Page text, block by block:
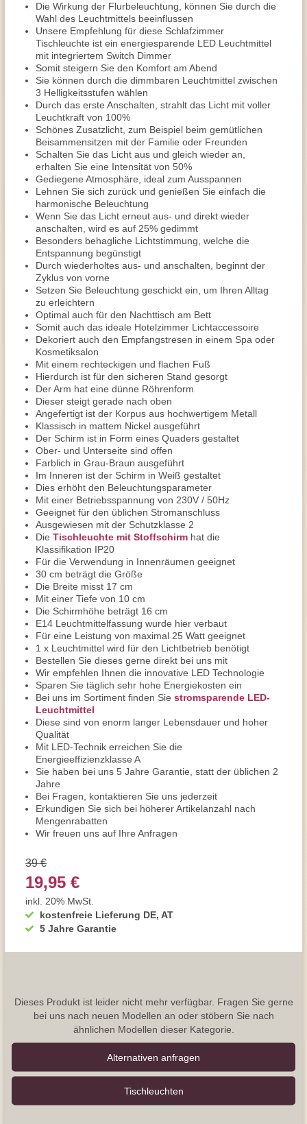
Die Wirkung der Flurbeleuchtung, können Sie durch die
Wahl des Leuchtmittels beeinflussen
Unsere Empfehlung für diese Schlafzimmer
Tischleuchte ist ein energiesparende LED Leuchtmittel
mit integriertem Switch Dimmer
Somit steigern Sie den Komfort am Abend
Sie können durch die dimmbaren Leuchtmittel zwischen
3 Helligkeitsstufen wählen
Durch das erste Anschalten, strahlt das Licht mit voller
Leuchtkraft von 100%
Schönes Zusatzlicht, zum Beispiel beim gemütlichen
Beisammensitzen mit der Familie oder Freunden
Schalten Sie das Licht aus und gleich wieder an,
erhalten Sie eine Intensität von 50%
Gediegene Atmosphäre, ideal zum Ausspannen
Lehnen Sie sich zurück und genießen Sie einfach die
harmonische Beleuchtung
Wenn Sie das Licht erneut aus- und direkt wieder
anschalten, wird es auf 25% gedimmt
Besonders behagliche Lichtstimmung, welche die
Entspannung begünstigt
Durch wiederholtes aus- und anschalten, beginnt der
Zyklus von vorne
Setzen Sie Beleuchtung geschickt ein, um Ihren Alltag
zu erleichtern
Optimal auch für den Nachttisch am Bett
Somit auch das ideale Hotelzimmer Lichtaccessoire
Dekoriert auch den Empfangstresen in einem Spa oder
Kosmetiksalon
Mit einem rechteckigen und flachen Fuß
Hierdurch ist für den sicheren Stand gesorgt
Der Arm hat eine dünne Röhrenform
Dieser steigt gerade nach oben
Angefertigt ist der Korpus aus hochwertigem Metall
Klassisch in mattem Nickel ausgeführt
Der Schirm ist in Form eines Quaders gestaltet
Ober- und Unterseite sind offen
Farblich in Grau-Braun ausgeführt
Im Inneren ist der Schirm in Weiß gestaltet
Dies erhöht den Beleuchtungsparameter
Mit einer Betriebsspannung von 230V / 50Hz
Geeignet für den üblichen Stromanschluss
Ausgewiesen mit der Schutzklasse 2
Die Tischleuchte mit Stoffschirm hat die
Klassifikation IP20
Für die Verwendung in Innenräumen geeignet
30 cm beträgt die Größe
Die Breite misst 17 cm
Mit einer Tiefe von 10 cm
Die Schirmhöhe beträgt 16 cm
E14 Leuchtmittelfassung wurde hier verbaut
Für eine Leistung von maximal 25 Watt geeignet
1 x Leuchtmittel wird für den Lichtbetrieb benötigt
Bestellen Sie dieses gerne direkt bei uns mit
Wir empfehlen Ihnen die innovative LED Technologie
Sparen Sie täglich sehr hohe Energiekosten ein
Bei uns im Sortiment finden Sie stromsparende LED-
Leuchtmittel
Diese sind von enorm langer Lebensdauer und hoher
Qualität
Mit LED-Technik erreichen Sie die
Energieeffizienzklasse A
Sie haben bei uns 5 Jahre Garantie, statt der üblichen 2
Jahre
Bei Fragen, kontaktieren Sie uns jederzeit
Erkundigen Sie sich bei höherer Artikelanzahl nach
Mengenrabatten
Wir freuen uns auf Ihre Anfragen
kostenfreie Lieferung DE, AT
5 Jahre Garantie
39 €
19,95 €
inkl. 20% MwSt.
Dieses Produkt ist leider nicht mehr verfügbar. Fragen Sie gerne
bei uns nach neuen Modellen an oder stöbern Sie nach
ähnlichen Modellen dieser Kategorie.
Alternativen anfragen
Tisch­leuchten